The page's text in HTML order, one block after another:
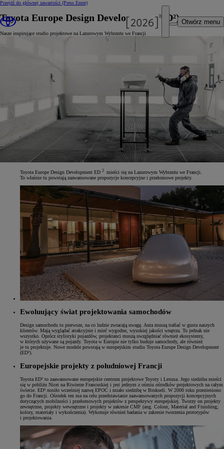
Przejdź do głównej zawartości (Press Enter)
Otwórz menu
Toyota Europe Design Development (ED²)
Nasze inspirujące studio projektowe na Lazurowym Wybrzeżu we Francji
Toyota Europe Design Development ED 2 mieści się na Lazurowym Wybrzeżu we Francji.
To właśnie tu powstają zaawansowane propozycje koncepcyjne i przełomowe projekty.
Ewoluujący świat projektowania samochodów
Design samochodu to pierwsze, na co ludzie zwracają uwagę. Auta muszą trafiać w gusta naszych
klientów. Mają wyglądać atrakcyjnie i mieć wygodne, wysokiej jakości wnętrza. To jednak nie
wszystko. Oprócz stylistyki pojazdów, projektanci muszą uwzględniać również ekosystemy,
w których używane są pojazdy. Toyota w Europie nie tylko buduje samochody, ale również
je tu projektuje. Nowe modele powstają w europejskim studiu Toyota Europe Design Development
(ED²).
Europejskie projekty z południowej Francji
Toyota ED² to zaawansowane europejskie centrum projektowe Toyoty i Lexusa. Jego siedziba mieści
się w pobliżu Nicei na Riwierze Francuskiej i jest jednym z ośmiu ośrodków projektowych na całym
świecie. ED² nosiło wcześniej nazwę EPOC i miało siedzibę w Brukseli. W 2000 roku przeniesiono
go do Francji. Ośrodek ten ma na celu przedstawianie zaawansowanych propozycji koncepcyjnych
dotyczących mobilności i przełomowych projektów z perspektywy europejskiej. Tworzy on projekty
zewnętrzne, projekty wewnętrzne i projekty w zakresie CMF (ang. Colour, Material and Finishing;
kolory, materiały i wykończenia). Wykonuje również badania w zakresie tworzenia prototypów
i projektowania.